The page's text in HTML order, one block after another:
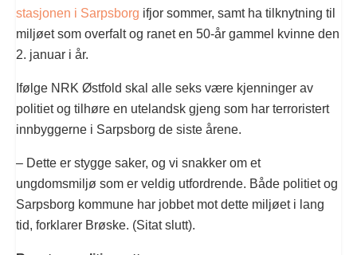
stasjonen i Sarpsborg ifjor sommer, samt ha tilknytning til
miljøet som overfalt og ranet en 50-år gammel kvinne den
2. januar i år.
Ifølge NRK Østfold skal alle seks være kjenninger av
politiet og tilhøre en utelandsk gjeng som har terroristert
innbyggerne i Sarpsborg de siste årene.
– Dette er stygge saker, og vi snakker om et
ungdomsmiljø som er veldig utfordrende. Både politiet og
Sarpsborg kommune har jobbet mot dette miljøet i lang
tid, forklarer Brøske. (Sitat slutt).